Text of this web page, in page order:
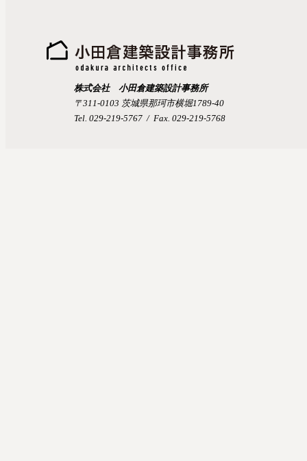
株式会社 小田倉建築設計事務所
〒311-0103 茨城県那珂市横堀1789-40
Tel. 029-219-5767 / Fax. 029-219-5768